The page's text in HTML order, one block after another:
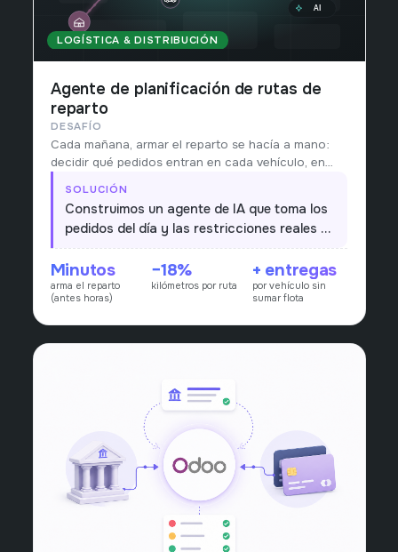
LOGÍSTICA & DISTRIBUCIÓN
Agente de planificación de rutas de
reparto
DESAFÍO
Cada mañana, armar el reparto se hacía a mano:
decidir qué pedidos entran en cada vehículo, en
qué orden y por qué ruta llevaba horas y dependía
de la experiencia de una sola persona. Ante un pico
de pedidos o la baja de un chofer, rehacer todo el
plan era lento y costoso.
SOLUCIÓN
Construimos un agente de IA que toma los
pedidos del día y las restricciones reales —
capacidad de cada vehículo, ventanas
horarias, zonas y prioridades— y arma el
plan de reparto: qué pedido va en qué
vehículo y la secuencia óptima de paradas
por ruta. El equipo revisa y ajusta en vez de
planificar desde cero, y puede recalcular
Minutos
arma el reparto
(antes horas)
−18%
kilómetros por ruta
+ entregas
por vehículo sin
sumar flota